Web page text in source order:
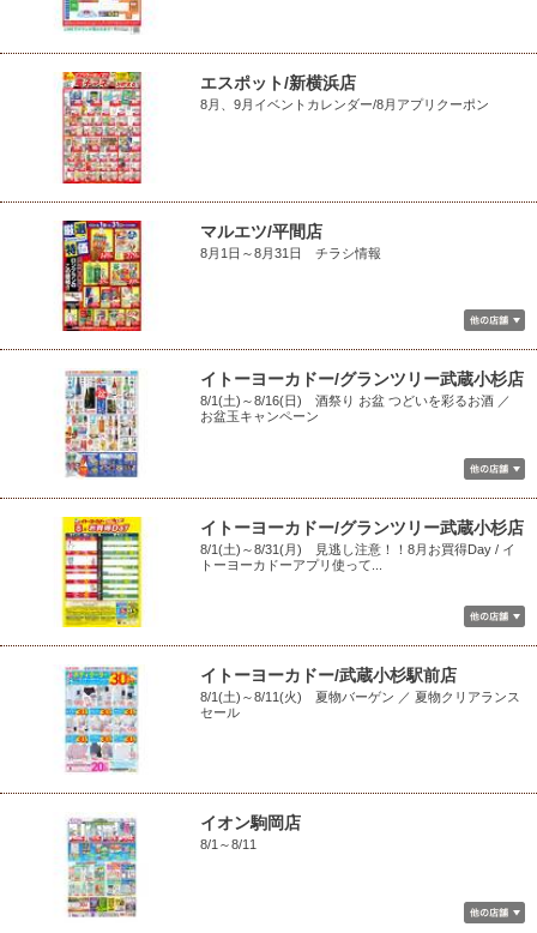
エスポット/新横浜店
8月、9月イベントカレンダー/8月アプリクーポン
マルエツ/平間店
8月1日～8月31日 チラシ情報
イトーヨーカドー/グランツリー武蔵小杉店
8/1(土)～8/16(日) 酒祭り お盆 つどいを彩るお酒 ／
お盆玉キャンペーン
イトーヨーカドー/グランツリー武蔵小杉店
8/1(土)～8/31(月) 見逃し注意！！8月お買得Day / イ
トーヨーカドーアプリ使って...
イトーヨーカドー/武蔵小杉駅前店
8/1(土)～8/11(火) 夏物バーゲン ／ 夏物クリアランス
セール
イオン駒岡店
8/1～8/11